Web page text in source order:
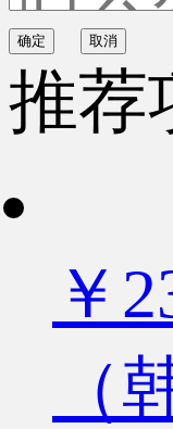
确定 取消
推荐
￥
（